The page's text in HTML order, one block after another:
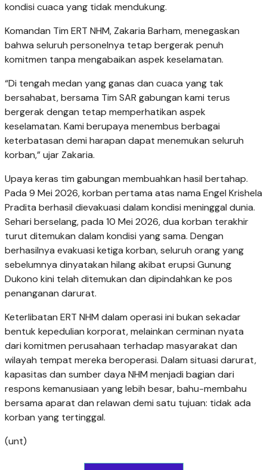
kondisi cuaca yang tidak mendukung.
Komandan Tim ERT NHM, Zakaria Barham, menegaskan
bahwa seluruh personelnya tetap bergerak penuh
komitmen tanpa mengabaikan aspek keselamatan.
“Di tengah medan yang ganas dan cuaca yang tak
bersahabat, bersama Tim SAR gabungan kami terus
bergerak dengan tetap memperhatikan aspek
keselamatan. Kami berupaya menembus berbagai
keterbatasan demi harapan dapat menemukan seluruh
korban,” ujar Zakaria.
Upaya keras tim gabungan membuahkan hasil bertahap.
Pada 9 Mei 2026, korban pertama atas nama Engel Krishela
Pradita berhasil dievakuasi dalam kondisi meninggal dunia.
Sehari berselang, pada 10 Mei 2026, dua korban terakhir
turut ditemukan dalam kondisi yang sama. Dengan
berhasilnya evakuasi ketiga korban, seluruh orang yang
sebelumnya dinyatakan hilang akibat erupsi Gunung
Dukono kini telah ditemukan dan dipindahkan ke pos
penanganan darurat.
Keterlibatan ERT NHM dalam operasi ini bukan sekadar
bentuk kepedulian korporat, melainkan cerminan nyata
dari komitmen perusahaan terhadap masyarakat dan
wilayah tempat mereka beroperasi. Dalam situasi darurat,
kapasitas dan sumber daya NHM menjadi bagian dari
respons kemanusiaan yang lebih besar, bahu-membahu
bersama aparat dan relawan demi satu tujuan: tidak ada
korban yang tertinggal.
(unt)